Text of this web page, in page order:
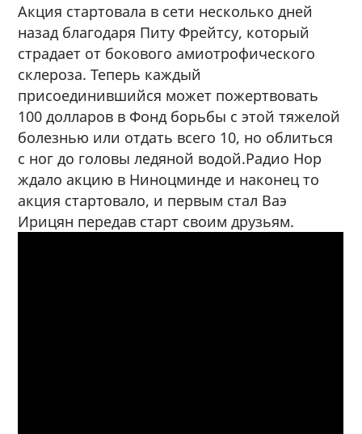
Акция стартовала в сети несколько дней
назад благодаря Питу Фрейтсу, который
страдает от бокового амиотрофического
склероза. Теперь каждый
присоединившийся может пожертвовать
100 долларов в Фонд борьбы с этой тяжелой
болезнью или отдать всего 10, но облиться
с ног до головы ледяной водой.Радио Нор
ждало акцию в Ниноцминде и наконец то
акция стартовало, и первым стал Ваэ
Ирицян передав старт своим друзьям.